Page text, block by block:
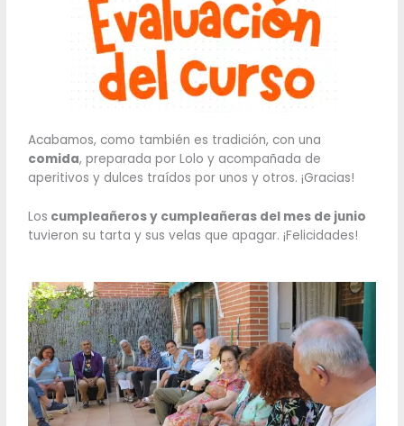
Acabamos, como también es tradición, con una
comida, preparada por Lolo y acompañada de
aperitivos y dulces traídos por unos y otros. ¡Gracias!
Los cumpleañeros y cumpleañeras del mes de junio
tuvieron su tarta y sus velas que apagar. ¡Felicidades!